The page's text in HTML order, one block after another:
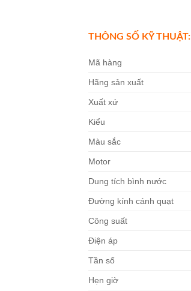
THÔNG SỐ KỸ THUẬT:
Mã hàng
Hãng sản xuất
Xuất xứ
Kiểu
Màu sắc
Motor
Dung tích bình nước
Đường kính cánh quạt
Công suất
Điện áp
Tần số
Hẹn giờ